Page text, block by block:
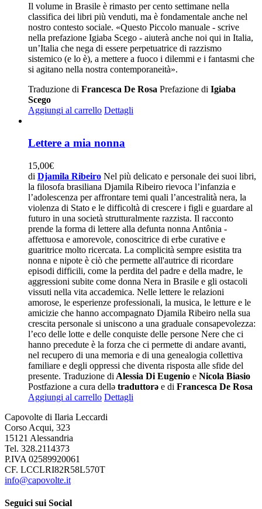
Il volume in Brasile è rimasto per cento settimane nella
classifica dei libri più venduti, ma è fondamentale anche nel
nostro contesto sociale. «Questo Piccolo manuale - scrive
nella prefazione Igiaba Scego - aiuterà anche noi qui in Italia,
un’Italia che nega di essere perpetuatrice di razzismo
sistemico (e lo è), a mettere a fuoco i dilemmi e i fantasmi che
si agitano nella nostra contemporaneità».
Traduzione di Francesca De Rosa Prefazione di Igiaba
Scego
Aggiungi al carrello Dettagli
Lettere a mia nonna
15,00€
di Djamila Ribeiro Nel più delicato e personale dei suoi libri,
la filosofa brasiliana Djamila Ribeiro rievoca l’infanzia e
l’adolescenza per affrontare temi quali l’ancestralità nera, la
violenza di Stato e le difficoltà di crescere i figli e guardare al
futuro in una società strutturalmente razzista. Il racconto
prende la forma di lettere alla defunta nonna Antônia -
affettuosa e amorevole, conoscitrice di erbe curative e
guaritrice molto ricercata. La complicità sempre esistita tra
nonna e nipote è ciò che permette all'autrice di ricordare
episodi difficili, come la perdita del padre e della madre, le
aggressioni subite come donna Nera in Brasile e gli ostacoli
vissuti nella vita accademica. Nelle lettere le relazioni
amorose, le esperienze professionali, la musica, le letture e le
amicizie che hanno accompagnato Djamila Ribeiro nella sua
crescita personale si uniscono a una graduale consapevolezza:
l’eco delle lotte e delle conquiste delle persone Nere che ci
hanno precedute è la forza che ci permette di andare avanti,
nel recupero di una memoria e di una genealogia collettiva
familiare e degli oppressi che diventa risposta alle sfide del
presente. Traduzione di Alessia Di Eugenio e Nicola Biasio
Postfazione a cura dellə traduttorə e di Francesca De Rosa
Aggiungi al carrello Dettagli
Capovolte di Ilaria Leccardi
Corso Acqui, 323
15121 Alessandria
Tel. 328.2114373
P.IVA 02589920061
CF. LCCLRI82R58L570T
info@capovolte.it
Seguici sui Social